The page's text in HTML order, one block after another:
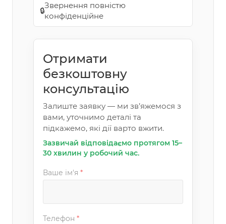
🔒
Звернення повністю
конфіденційне
Отримати
безкоштовну
консультацію
Залиште заявку — ми зв’яжемося з
вами, уточнимо деталі та
підкажемо, які дії варто вжити.
Зазвичай відповідаємо протягом 15–
30 хвилин у робочий час.
Ваше ім'я *
Телефон *